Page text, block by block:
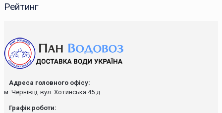
Рейтинг
Адреса головного офісу:
м. Чернівці, вул. Хотинська 45 д.
Графік роботи: